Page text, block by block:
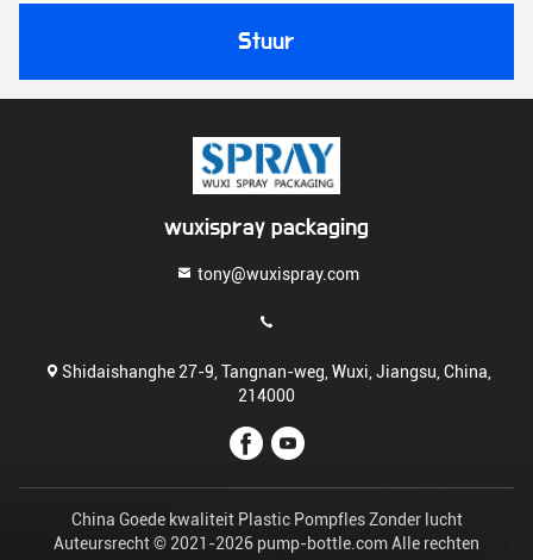
Stuur
wuxispray packaging
tony@wuxispray.com
Shidaishanghe 27-9, Tangnan-weg, Wuxi, Jiangsu, China,
214000
China Goede kwaliteit Plastic Pompfles Zonder lucht
Auteursrecht © 2021-2026 pump-bottle.com Alle rechten